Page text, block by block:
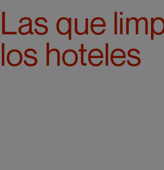
Las que
los hoteles